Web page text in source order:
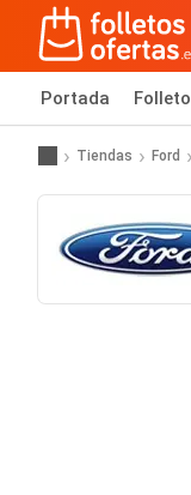
Portada
Tiendas Ford